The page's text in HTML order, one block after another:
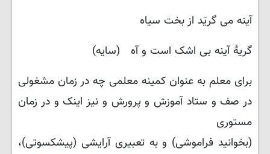
آینه می گریَد از بخت سیاه
گریهٔ آینه بی اشک است و آه (سایه)
برای معلم به عنوان کمینه معلمی چه در زمان مشغولی
در صف و ستاد آموزش و پرورش و نیز اینک و در زمان
مستوری
(بخوانید فراموشی) و به تعبیری آرایشی (پیشکسوتی)،